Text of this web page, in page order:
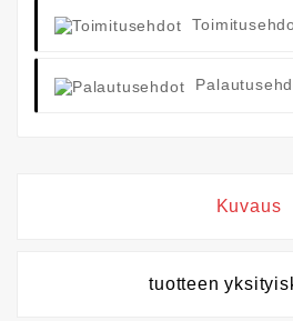
Kuvaus
tuotteen